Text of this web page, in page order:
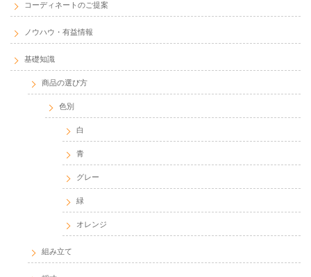
コーディネートのご提案
ノウハウ・有益情報
基礎知識
商品の選び方
色別
白
青
グレー
緑
オレンジ
組み立て